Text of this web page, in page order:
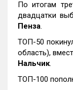
По итогам
двадцатки
Пенза.
ТОП-50
область),
Нальчик.
ТОП-100